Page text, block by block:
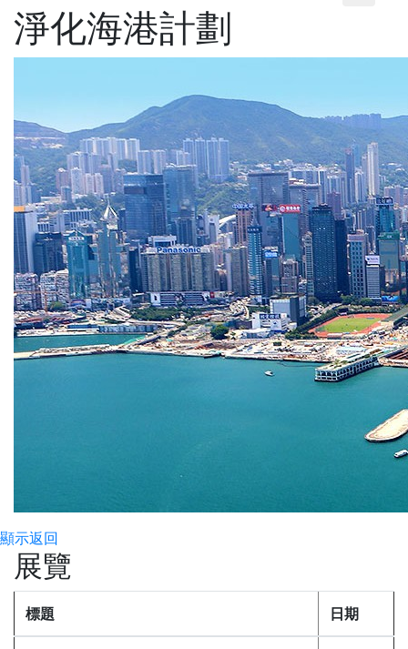
淨化海港計劃
顯示返回
展覽
標題 日期